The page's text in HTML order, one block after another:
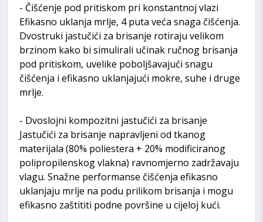
- Čišćenje pod pritiskom pri konstantnoj vlazi
Efikasno uklanja mrlje, 4 puta veća snaga čišćenja.
Dvostruki jastučići za brisanje rotiraju velikom
brzinom kako bi simulirali učinak ručnog brisanja
pod pritiskom, uvelike poboljšavajući snagu
čišćenja i efikasno uklanjajući mokre, suhe i druge
mrlje.
- Dvoslojni kompozitni jastučići za brisanje
Jastučići za brisanje napravljeni od tkanog
materijala (80% poliestera + 20% modificiranog
polipropilenskog vlakna) ravnomjerno zadržavaju
vlagu. Snažne performanse čišćenja efikasno
uklanjaju mrlje na podu prilikom brisanja i mogu
efikasno zaštititi podne površine u cijeloj kući.